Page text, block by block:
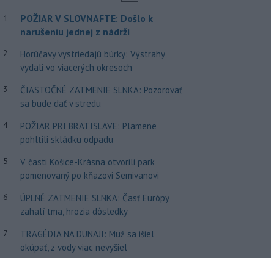
1
POŽIAR V SLOVNAFTE: Došlo k
narušeniu jednej z nádrží
2
Horúčavy vystriedajú búrky: Výstrahy
vydali vo viacerých okresoch
3
ČIASTOČNÉ ZATMENIE SLNKA: Pozorovať
sa bude dať v stredu
4
POŽIAR PRI BRATISLAVE: Plamene
pohltili skládku odpadu
5
V časti Košice-Krásna otvorili park
pomenovaný po kňazovi Semivanovi
6
ÚPLNÉ ZATMENIE SLNKA: Časť Európy
zahalí tma, hrozia dôsledky
7
TRAGÉDIA NA DUNAJI: Muž sa išiel
okúpať, z vody viac nevyšiel